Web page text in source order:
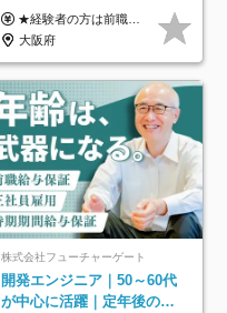
はない！｜ 不安を克服し、
年収アップした社員の実例
★経験者の方は前職の年収以上を保証します ★案件単価を開示した上で80％以上を還元します 月給25万円以上＋賞与年2回 ※経験や能力を考慮の上で優遇します ※試用期間が3ヶ月(その間の給与・待遇・雇用形態に変更はありません) ※月給には月20時間分のみなし残業手当(5万円)を含みます(超過分は別途支給) ★残業平均は月10時間以下ですので、毎月10時間分程度はお得です！
大阪府
株式会社フューチャーゲート
開発エンジニア｜50～60代
が中心に活躍｜定年後の給